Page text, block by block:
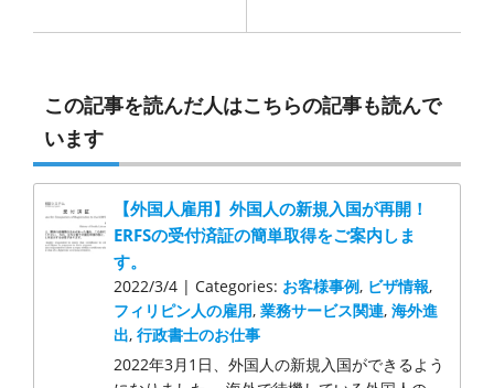
この記事を読んだ人はこちらの記事も読んで
います
【外国人雇用】外国人の新規入国が再開！
ERFSの受付済証の簡単取得をご案内しま
す。
2022/3/4 | Categories: お客様事例, ビザ情報,
フィリピン人の雇用,業務サービス関連,海外進
出,行政書士のお仕事
2022年3月1日、外国人の新規入国ができるよう